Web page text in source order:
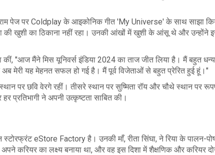
पेज पर Coldplay के आइकोनिक गीत 'My Universe' के साथ साझा
की खुशी का ठिकाना नहीं रहा। उनकी आंखों में खुशी के आंसू थे और उन्होंने
कीं, "आज मैंने मिस यूनिवर्स इंडिया 2024 का ताज जीत लिया है। मैं बहुत
मेरी यह मेहनत सफल हो गई है। मैं पूर्व विजेताओं से बहुत प्रेरित हुई हूं।"
पर छवि वेरगे रहीं। तीसरे स्थान पर सुष्मिता रॉय और चौथे स्थान पर
प्रतिभागी ने अपनी उत्कृष्टता साबित की।
स्टोरफ्रंट eStore Factory है। उनकी माँ, रीता सिंघा, ने रिया के पालन-
करियर का लक्ष्य बनाया था, और वह इस दिशा में शैक्षणिक और करियर